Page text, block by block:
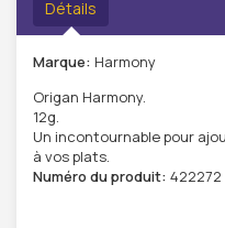
Détails
Marque: Harmony
Origan Harmony.
12g.
Un incontournable pour
à vos plats.
Numéro du produit: 422272